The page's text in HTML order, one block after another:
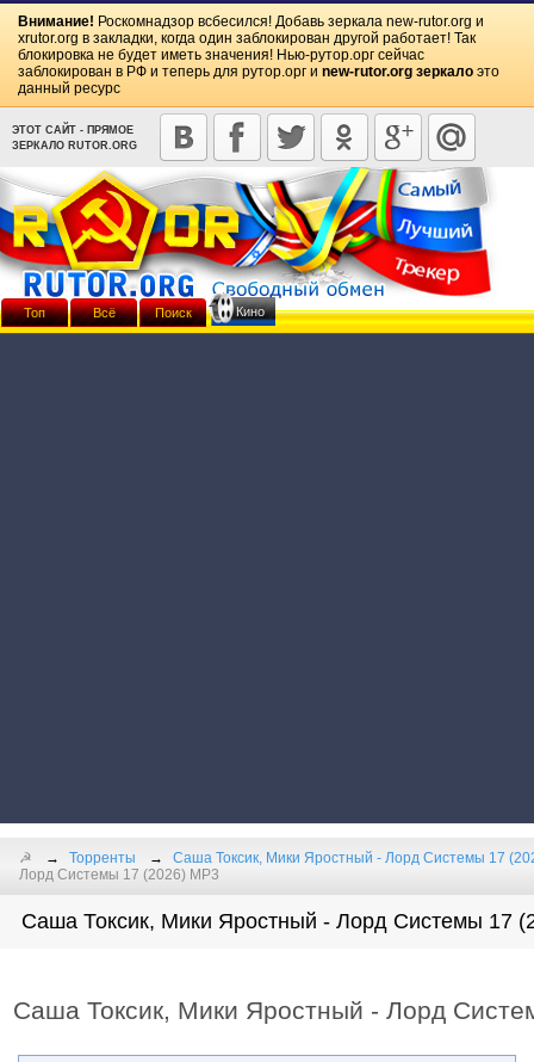
Внимание! Роскомнадзор всбесился! Добавь зеркала new-rutor.org и
xrutor.org в закладки, когда один заблокирован другой работает! Так
блокировка не будет иметь значения! Нью-рутор.орг сейчас
заблокирован в РФ и теперь для рутор.орг и new-rutor.org зеркало это
данный ресурс
ЭТОТ САЙТ - ПРЯМОЕ
ЗЕРКАЛО RUTOR.ORG
☭ Торренты
Саша Токсик, Мики Яростный - Лорд Системы 17
Лорд Системы 17 (2026) МР3
Саша Токсик, Мики Яростный - Лорд Системы 17
Саша Токсик, Мики Яростный - Лорд